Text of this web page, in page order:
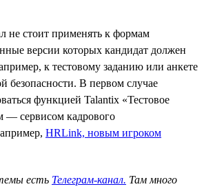
не стоит применять к формам
версии которых кандидат должен
к тестовому заданию или анкете
безопасности. В первом случае
функцией Talantix «Тестовое
— сервисом кадрового
HRLink, новым игроком
есть Телеграм-канал. Там много